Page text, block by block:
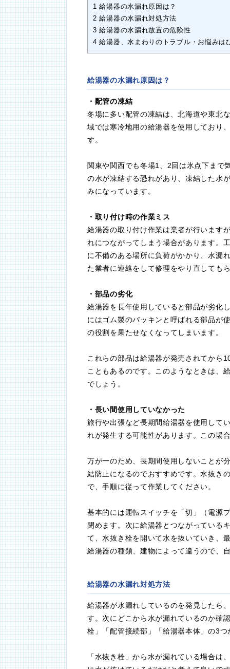
1 給湯器の水漏れ原因は？
2 給湯器の水漏れ対処方法
3 給湯器の水漏れ放置の危険性
4 給湯器、水まわりのトラブル・お悩みは
給湯器の水漏れ原因は？
・配管の凍結
冬場に多い配管の凍結は、北海道や東北
域では寒冷地用の給湯器を使用しており
す。
関東や関西でも冬場1、2回は氷点下まで
の水が凍結する恐れがあり、凍結した水
みになっています。
・取り付け時の作業ミス
給湯器の取り付け作業は業者が行います
れにつながってしまう場合があります。
に不備のある場所に負荷がかかり、水漏
た業者に連絡をして修理をやり直しても
・部品の劣化
給湯器を長年使用していると部品が劣化
にはゴム製のパッキンと呼ばれる部品が
の役割を果たせなくなってしまいます。
これらの部品は給湯器が発売されてから
こともあるのです。このようなときは、
でしょう。
・長い間使用していなかった
旅行や出張など長期間給湯器を使用して
れが発生する可能性があります。この場
万が一のため、長期間使用しないことが
結防止になるのでおすすめです。水抜き
で、手順に従って作業してください。
基本的には運転スイッチを「切」（電源
閉めます。次に給湯器とつながっている
て、水抜き栓を開いて水を抜いていき、
給湯器の種類、建物によって違うので、
給湯器の水漏れ対処方法
給湯器が水漏れしているのを発見したら
す。次にどこから水が漏れているのか確
栓」「配管接続部」「給湯器本体」の3
「水抜き栓」から水が漏れている場合